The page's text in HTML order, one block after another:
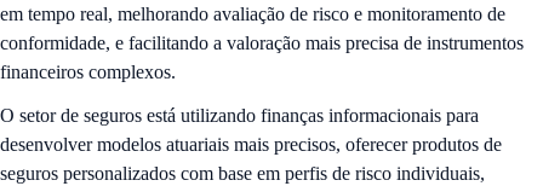
em tempo real, melhorando avaliação de risco e monitoramento de
conformidade, e facilitando a valoração mais precisa de instrumentos
financeiros complexos.
O setor de seguros está utilizando finanças informacionais para
desenvolver modelos atuariais mais precisos, oferecer produtos de
seguros personalizados com base em perfis de risco individuais,